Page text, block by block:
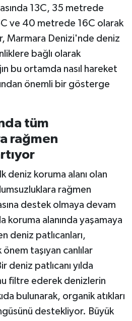
13C, 35 metrede
ve 40 metrede 16C olarak
Marmara Denizi'nde deniz
bağlı olarak
bu ortamda nasıl hareket
önemli bir gösterge
tüm
rağmen
deniz koruma alanı olan
rağmen
destek olmaya devam
koruma alanında yaşamaya
deniz patlıcanları,
taşıyan canlılar
deniz patlıcanı yılda
filtre ederek denizlerin
bulunarak, organik atıkları
destekliyor. Büyük